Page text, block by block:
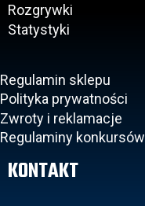
Rozgrywki
Statystyki
Regulamin sklepu
Polityka prywatności
Zwroty i reklamacje
Regulaminy konkursów
KONTAKT